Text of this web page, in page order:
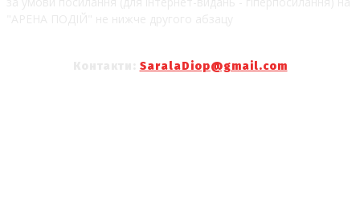
SaralaDiop@gmail.com